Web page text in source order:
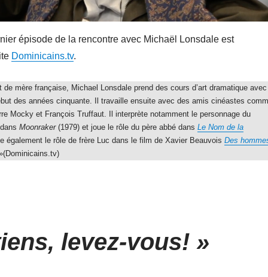
épisode de la rencontre avec Michaël Lonsdale est
Dominicains.tv.
de mère française, Michael Lonsdale prend des cours d’art dramatique avec
des années cinquante. Il travaille ensuite avec des amis cinéastes
Mocky et François Truffaut. Il interprète notamment le personnage du
Moonraker(1979) et joue le rôle du père abbé dans Le Nom de la
également le rôle de frère Luc dans le film de Xavier Beauvois Des
levez-vous! »